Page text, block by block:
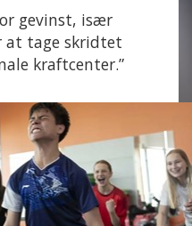
gevinst, især
at tage skridtet
kraftcenter.”